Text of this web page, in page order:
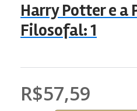
Harry Potter e a
Filosofal: 1
R$57,59